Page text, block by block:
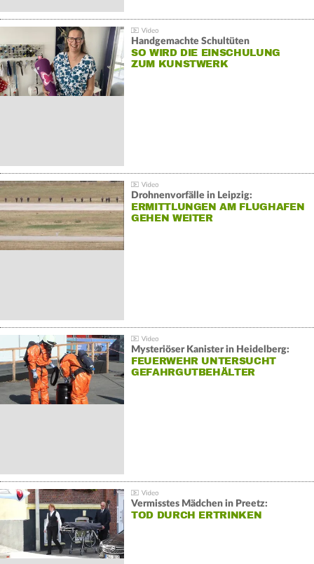
Handgemachte Schultüten
SO WIRD DIE EINSCHULUNG
ZUM KUNSTWERK
Drohnenvorfälle in Leipzig:
ERMITTLUNGEN AM FLUGHAFEN
GEHEN WEITER
Mysteriöser Kanister in Heidelberg:
FEUERWEHR UNTERSUCHT
GEFAHRGUTBEHÄLTER
Vermisstes Mädchen in Preetz:
TOD DURCH ERTRINKEN